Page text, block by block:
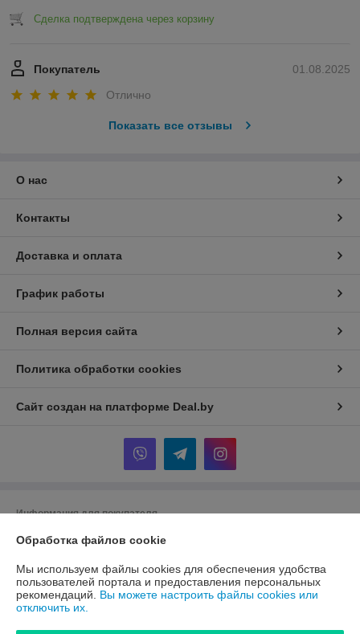
Сделка подтверждена через корзину
01.08.2025
Покупатель
Отлично
Показать все отзывы
О нас
Контакты
Доставка и оплата
График работы
Полная версия сайта
Политика обработки cookies
Сайт создан на платформе Deal.by
Информация для покупателя
Индивидуальный предприниматель:
220089 г.Минск пр. Дзержинского 15 - 516
Регистрационный номер ЕГР: 291162327
УНП: 291162327
Обработка файлов cookie
Мы используем файлы cookies для обеспечения удобства
пользователей портала и предоставления персональных
рекомендаций. Вы можете настроить файлы cookies или
отключить их.